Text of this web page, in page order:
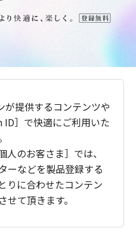
が提供するコンテンツや
ID］で快適にご利用いた
のお客さま］では、
ーなどを製品登録する
りに合わせたコンテン
て頂きます。